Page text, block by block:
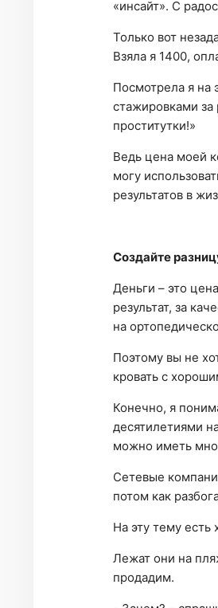
«инсайт». С
Только вот
Взяла я 1400,
Посмотрела я на
стажировками
проститутки!»
Ведь цена моей
могу
результатов в
Создайте
Деньги – это
результат, за
на
Поэтому вы не
кровать с
Конечно, я
десятилетиями
можно иметь
Сетевые
потом как
На эту тему есть
Лежат они на
продадим.